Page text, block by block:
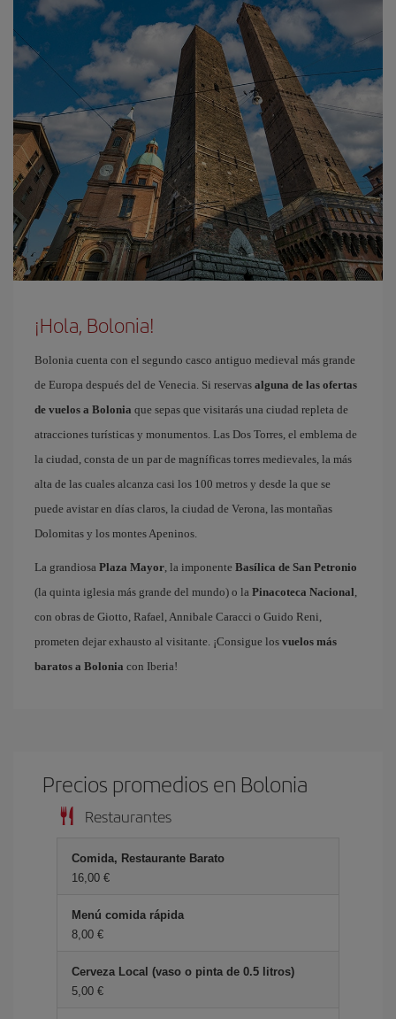
¡Hola, Bolonia!
Bolonia cuenta con el segundo casco antiguo medieval más grande
de Europa después del de Venecia. Si reservas alguna de las ofertas
de vuelos a Bolonia que sepas que visitarás una ciudad repleta de
atracciones turísticas y monumentos. Las Dos Torres, el emblema de
la ciudad, consta de un par de magníficas torres medievales, la más
alta de las cuales alcanza casi los 100 metros y desde la que se
puede avistar en días claros, la ciudad de Verona, las montañas
Dolomitas y los montes Apeninos.
La grandiosa Plaza Mayor, la imponente Basílica de San Petronio
(la quinta iglesia más grande del mundo) o la Pinacoteca Nacional,
con obras de Giotto, Rafael, Annibale Caracci o Guido Reni,
prometen dejar exhausto al visitante. ¡Consigue los vuelos más
baratos a Bolonia con Iberia!
Precios promedios en Bolonia
Restaurantes
Comida, Restaurante Barato
16,00 €
Menú comida rápida
8,00 €
Cerveza Local (vaso o pinta de 0.5 litros)
5,00 €